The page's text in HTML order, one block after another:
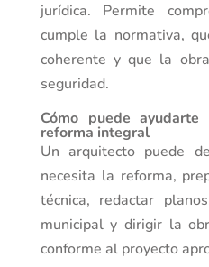
jurídica. Permite
cumple la normativa,
coherente y que la
seguridad.
Cómo puede
reforma integral
Un arquitecto puede
necesita la reforma,
técnica, redactar
municipal y dirigir la
conforme al proyecto